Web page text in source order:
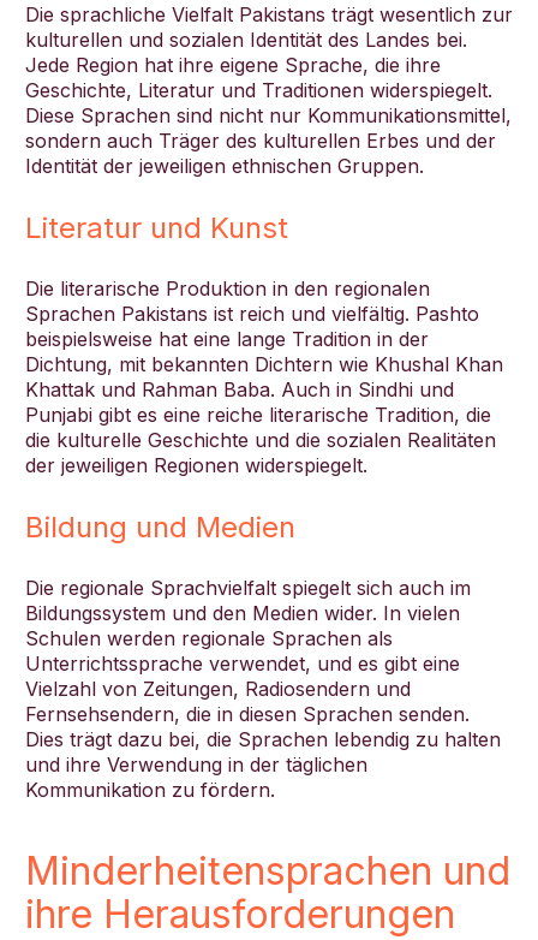
Die sprachliche Vielfalt Pakistans trägt wesentlich zur
kulturellen und sozialen Identität des Landes bei.
Jede Region hat ihre eigene Sprache, die ihre
Geschichte, Literatur und Traditionen widerspiegelt.
Diese Sprachen sind nicht nur Kommunikationsmittel,
sondern auch Träger des kulturellen Erbes und der
Identität der jeweiligen ethnischen Gruppen.
Literatur und Kunst
Die literarische Produktion in den regionalen
Sprachen Pakistans ist reich und vielfältig. Pashto
beispielsweise hat eine lange Tradition in der
Dichtung, mit bekannten Dichtern wie Khushal Khan
Khattak und Rahman Baba. Auch in Sindhi und
Punjabi gibt es eine reiche literarische Tradition, die
die kulturelle Geschichte und die sozialen Realitäten
der jeweiligen Regionen widerspiegelt.
Bildung und Medien
Die regionale Sprachvielfalt spiegelt sich auch im
Bildungssystem und den Medien wider. In vielen
Schulen werden regionale Sprachen als
Unterrichtssprache verwendet, und es gibt eine
Vielzahl von Zeitungen, Radiosendern und
Fernsehsendern, die in diesen Sprachen senden.
Dies trägt dazu bei, die Sprachen lebendig zu halten
und ihre Verwendung in der täglichen
Kommunikation zu fördern.
Minderheitensprachen und
ihre Herausforderungen